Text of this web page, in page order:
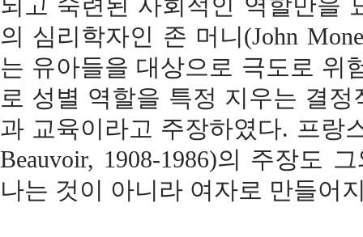
되고 숙련된 사회적인 역할만을
의 심리학자인 존 머니(John
는 유아들을 대상으로 극도로 위
로 성별 역할을 특정 지우는 결
과 교육이라고 주장하였다. 프랑
Beauvoir, 1908-1986)의 주장도
나는 것이 아니라 여자로 만들어